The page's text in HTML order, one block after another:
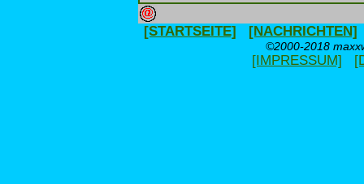
[STARTSEITE] [NACHRICHTEN]
©2000-2018
[IMPRESSUM]